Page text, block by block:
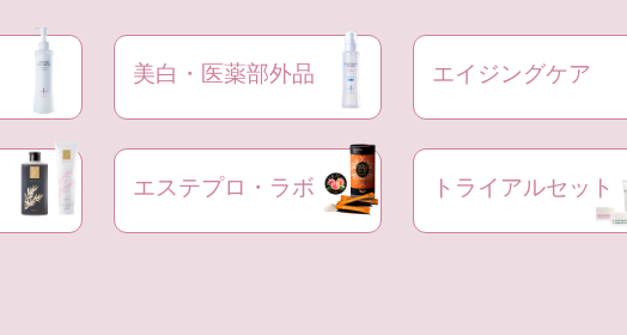
美白・医薬部外品 エイジングケア
エステプロ・ラボ トライアルセット